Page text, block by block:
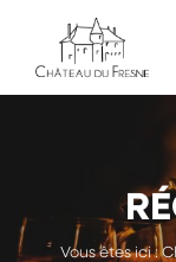
Vous êtes ici :